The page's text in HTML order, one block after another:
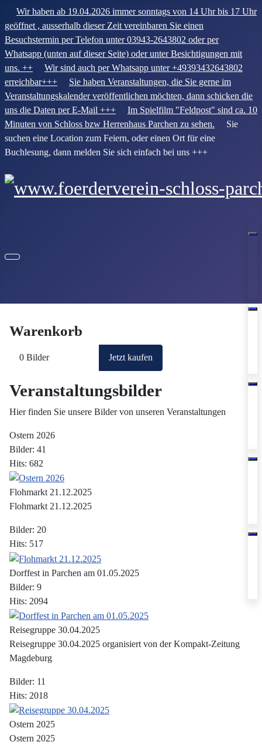
Wir haben ab 19.04.2026 immer sonntags von 14 Uhr bis 17 Uhr
geöffnet , ausserhalb dieser Zeit vereinbaren Sie einen
Besuchstermin per Telefon unter 03943-2643802 oder per
Whatsapp (unten auf dieser Seite) oder unter Besichtigungen mit
uns. ++
Wir sind auch per Whatsapp unter +49393432643802
erreichbar+++
Sie haben Veranstaltungen, die Sie gerne im
Veranstaltungskalender veröffentlichen möchten, dann schicken die
uns die Daten per E-Mail +++
Im Spielfilm "Feldpost" sind ca. 10
Minuten von Schloss bzw Herrenhaus Parchen zu sehen. Sie
suchen eine Location zum Feiern, oder einen Ort für eine
Buchlesung, dann melden Sie sich einfach bei uns +++
Warenkorb
0 Bilder Jetzt kaufen
Veranstaltungsbilder
Hier finden Sie unsere Bilder von unseren Veranstaltungen
Ostern 2026
Bilder: 41
Hits: 682
Flohmarkt 21.12.2025
Flohmarkt 21.12.2025
Bilder: 20
Hits: 517
Dorffest in Parchen am 01.05.2025
Bilder: 9
Hits: 2094
Reisegruppe 30.04.2025
Reisegruppe 30.04.2025 organisiert von der Kompakt-Zeitung
Magdeburg
Bilder: 11
Hits: 2018
Ostern 2025
Ostern 2025